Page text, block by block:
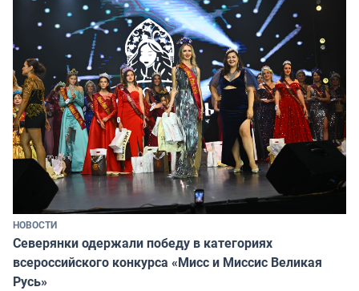
НОВОСТИ
Северянки одержали победу в категориях
всероссийского конкурса «Мисс и Миссис Великая
Русь»